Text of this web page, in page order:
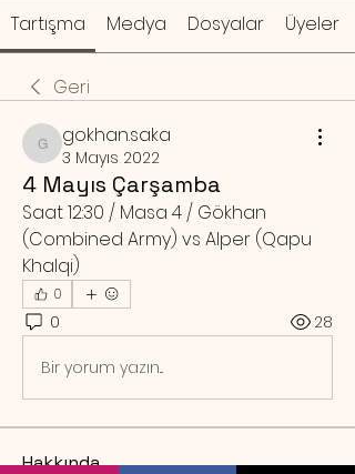
Tartışma Medya Dosyalar Üyeler
Geri
gokhan.saka
gokhan.saka
3 Mayıs 2022
4 Mayıs Çarşamba
Saat 12:30 / Masa 4 / Gökhan
(Combined Army) vs Alper (Qapu
Khalqi)
0
0 28
Bir yorum yazın...
Hakkında